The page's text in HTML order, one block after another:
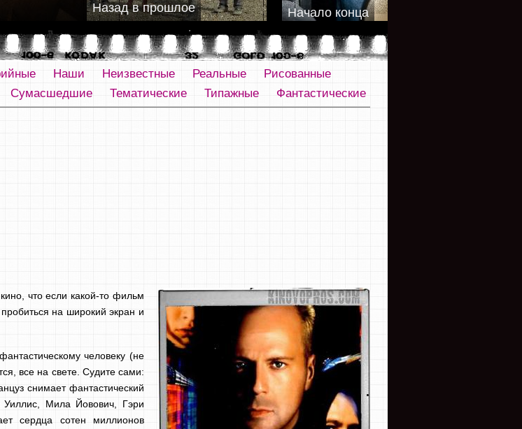
Назад в прошлое Начало конца
Наши Неизвестные Реальные
Рисованные
Сумасшедшие Тематические Типажные Фантастические
что если какой-то фильм
на широкий экран и
человеку (не
все на свете. Судите сами:
снимает фантастический
Мила Йовович, Гэри
сердца сотен миллионов